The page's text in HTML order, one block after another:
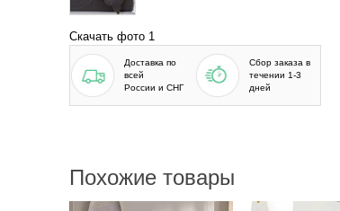
Скачать фото 1
Доставка по
всей
России и СНГ
Сбор заказа в
течении 1-3
дней
Похожие товары